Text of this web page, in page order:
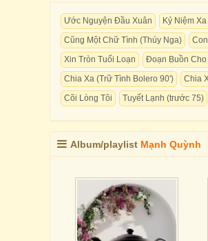
Ước Nguyện Đầu Xuân Kỷ Niệm
Cũng Một Chữ Tình (Thúy Nga)
Xin Tròn Tuổi Loạn
Đoạn Buồn
Chia Xa (Trữ Tình Bolero 90')
Chia
Cõi Lòng Tôi
Tuyết Lạnh (trước 75)
Album/playlist Mạnh Quỳnh